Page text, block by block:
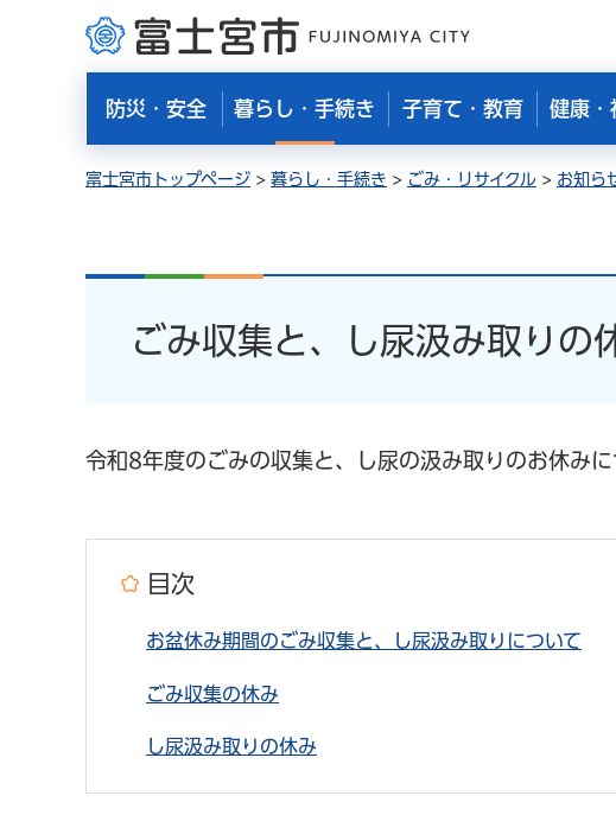
富士宮市
防災・安全 暮らし・手続き 子育て・教育 健康・
富士宮市トップページ > 暮らし・手続き > ごみ・リサイクル > お知ら
ごみ収集と、し尿汲み取りの
令和8年度のごみの収集と、し尿の汲み取りのお休みに
目次
お盆休み期間のごみ収集と、し尿汲み取りについて
ごみ収集の休み
し尿汲み取りの休み